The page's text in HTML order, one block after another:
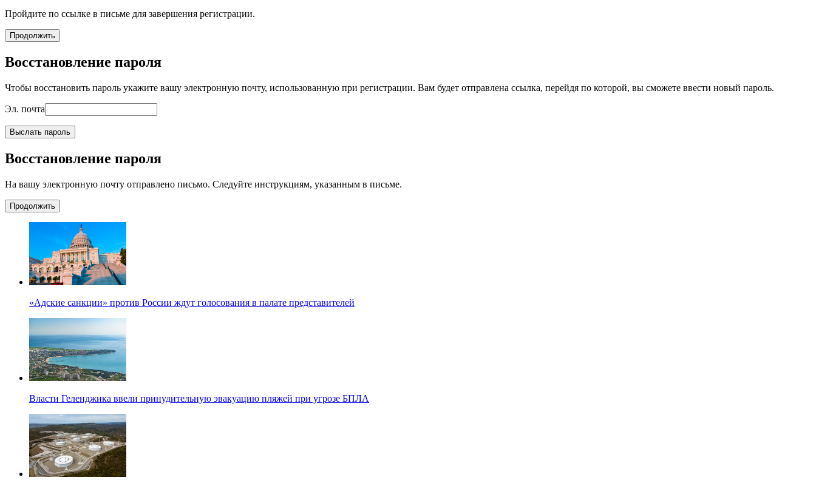
Пройдите по ссылке в письме для завершения регистрации.
Продолжить
Восстановление пароля
Чтобы восстановить пароль укажите вашу электронную почту, использованную при регистрации. Вам будет отправлена ссылка, перейдя по которой, вы сможете ввести новый пароль.
Эл. почта
Выслать пароль
Восстановление пароля
На вашу электронную почту отправлено письмо. Следуйте инструкциям, указанным в письме.
Продолжить
«Адские санкции» против России ждут голосования в палате представителей
Власти Геленджика ввели принудительную эвакуацию пляжей при угрозе БПЛА